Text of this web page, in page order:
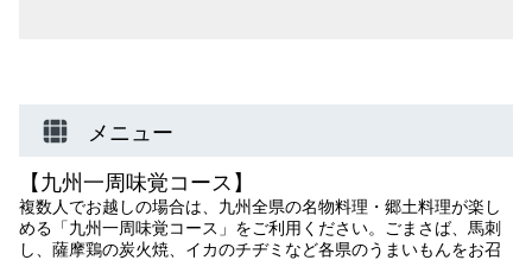
メニュー
【九州一周味覚コース】
複数人でお越しの場合は、九州全県の名物料理・郷土料理が楽し
める「九州一周味覚コース」をご利用ください。ごまさば、馬刺
し、薩摩鶏の炭火焼、イカのチヂミなど各県のうまいもんをお召